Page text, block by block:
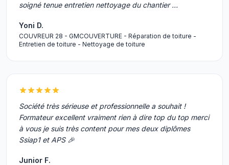
soigné tenue entretien nettoyage du chantier …
Yoni D.
COUVREUR 28 - GMCOUVERTURE - Réparation de toiture -
Entretien de toiture - Nettoyage de toiture
Société très sérieuse et professionnelle a souhait !
Formateur excellent vraiment rien à dire top du top merci
à vous je suis très content pour mes deux diplômes
Ssiap1 et APS 🎉
Junior F.